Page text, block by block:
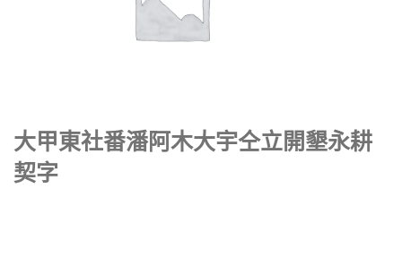
大甲東社番潘阿木大宇仝立開墾永耕
契字